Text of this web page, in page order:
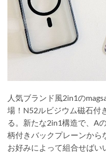
人気ブランド風2in1の
場！N52ルビジウム磁石付
る。新たな2in1構造で、A
柄付きバックプレーンから
お好みによって組合せば